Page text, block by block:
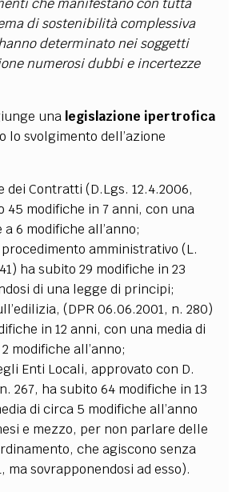
che manifestano con tutta
di sostenibilità complessiva
determinato nei soggetti
numerosi dubbi e incertezze
una legislazione ipertrofica
lo svolgimento dell’azione
dei Contratti (D.Lgs. 12.4.2006,
45 modifiche in 7 anni, con una
6 modifiche all’anno;
amministrativo (L.
ha subito 29 modifiche in 23
di una legge di principi;
(DPR 06.06.2001, n. 280)
in 12 anni, con una media di
modifiche all’anno;
Enti Locali, approvato con D.
267, ha subito 64 modifiche in 13
di circa 5 modifiche all’anno
e mezzo, per non parlare delle
che agiscono senza
ma sovrapponendosi ad esso).